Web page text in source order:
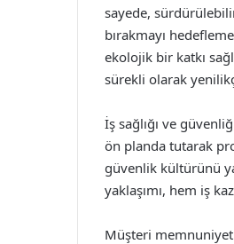
sayede,
bırakmayı
ekolojik bir katkı
sürekli olarak
İş sağlığı ve
ön planda tutarak
güvenlik kültürünü
yaklaşımı, hem iş
Müşteri